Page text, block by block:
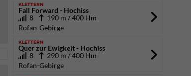
KLETTERN
Fall Forward - Hochiss
8
190 m / 400 Hm
Rofan-Gebirge
KLETTERN
Quer zur Ewigkeit - Hochiss
8
290 m / 400 Hm
Rofan-Gebirge